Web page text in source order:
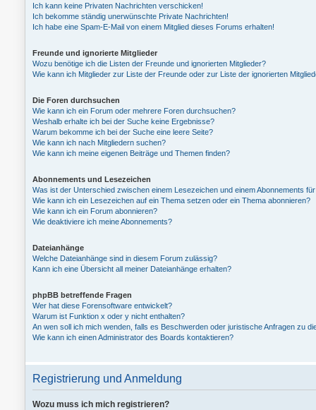
Ich kann keine Privaten Nachrichten verschicken!
Ich bekomme ständig unerwünschte Private Nachrichten!
Ich habe eine Spam-E-Mail von einem Mitglied dieses Forums erhalten!
Freunde und ignorierte Mitglieder
Wozu benötige ich die Listen der Freunde und ignorierten Mitglieder?
Wie kann ich Mitglieder zur Liste der Freunde oder zur Liste der ignorierten
Die Foren durchsuchen
Wie kann ich ein Forum oder mehrere Foren durchsuchen?
Weshalb erhalte ich bei der Suche keine Ergebnisse?
Warum bekomme ich bei der Suche eine leere Seite?
Wie kann ich nach Mitgliedern suchen?
Wie kann ich meine eigenen Beiträge und Themen finden?
Abonnements und Lesezeichen
Was ist der Unterschied zwischen einem Lesezeichen und einem Abonnements
Wie kann ich ein Lesezeichen auf ein Thema setzen oder ein Thema abonnieren?
Wie kann ich ein Forum abonnieren?
Wie deaktiviere ich meine Abonnements?
Dateianhänge
Welche Dateianhänge sind in diesem Forum zulässig?
Kann ich eine Übersicht all meiner Dateianhänge erhalten?
phpBB betreffende Fragen
Wer hat diese Forensoftware entwickelt?
Warum ist Funktion x oder y nicht enthalten?
An wen soll ich mich wenden, falls es Beschwerden oder juristische Anfragen zu
Wie kann ich einen Administrator des Boards kontaktieren?
Registrierung und Anmeldung
Wozu muss ich mich registrieren?